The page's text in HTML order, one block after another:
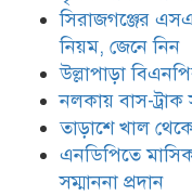
সিরাজগঞ্জের
নিয়ম, জেনে নিন
উল্লাপাড়া
নলকায় বাস-
তাড়াশে খাল
এনডিপিতে
সম্মাননা প্রদান